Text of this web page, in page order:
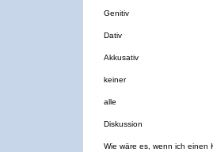
Genitiv
Dativ
Akkusativ
keiner
alle
Diskussion
Wie wäre es, wenn ich einen